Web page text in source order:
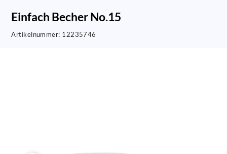
Einfach Becher No.15
Artikelnummer: 12235746